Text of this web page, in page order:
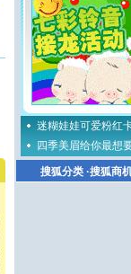
迷糊娃娃可爱粉红
四季美眉给你最想
搜狐分类·搜狐商